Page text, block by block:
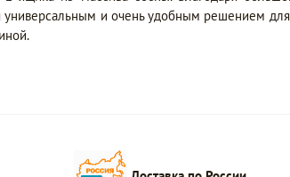
универсальным и очень удобным решением